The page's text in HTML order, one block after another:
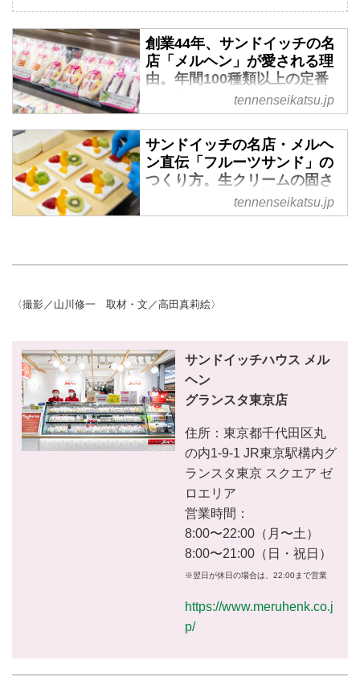
創業44年、サンドイッチの名
店「メルヘン」が愛される理
由。年間100種類以上の定番
＆限定サンドと店内厨房から
届ける“できたて”のおいしさ
の魅力 - 天然生活web
総菜からスイーツまで、季節や気
分に寄り添うサンドイッチが並ぶ
専門店「サンドイッチハウス メ
ルヘン」。どれもやさしい味わい
されています。ふだんの暮らしに
いて、お話をうかがいました。
tennenseikatsu.jp
サンドイッチの名店・メルヘ
ン直伝「フルーツサンド」の
つくり方。生クリームの固さ
とフルーツの切り方がポイン
ト！お店の人気メニューを自
シャル」。ふわふわのパンに、大
た、見た目にも華やかなサンドイ
ッチです。今回はメルヘンの厨房
におじゃまし、自宅でも再現しや
すい「フルーツスペシャル」のつ
くり方のコツを教えていただきま
した。
tennenseikatsu.jp
〈撮影／山川修一 取材・文／高田真莉絵〉
サンドイッチハウス メル
ヘン
グランスタ東京店
住所：東京都千代田区丸
の内1-9-1 JR東京駅構内グ
ランスタ東京 スクエア ゼ
ロエリア
営業時間：
8:00〜22:00（月〜土）
8:00〜21:00（日・祝日）
※翌日が休日の場合は、22:00まで営業
https://www.meruhenk.co.j
p/